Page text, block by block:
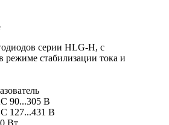
серии HLG-H, с
режиме стабилизации тока и
90...305 В
127...431 В